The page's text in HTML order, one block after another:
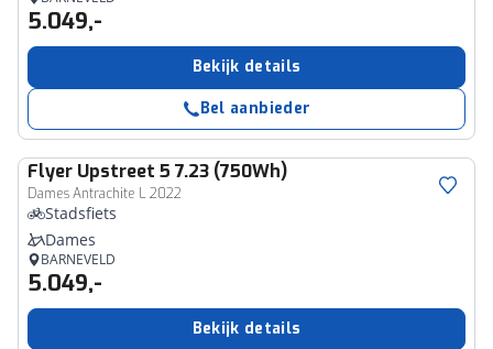
5.049,-
Bekijk details
Bel aanbieder
Flyer Upstreet 5 7.23 (750Wh)
Dames Antrachite L 2022
Stadsfiets
Dames
BARNEVELD
5.049,-
Bekijk details